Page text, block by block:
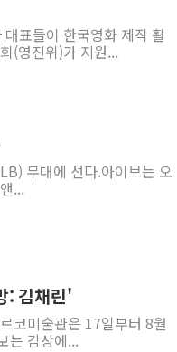
표들이 한국영화 제작 활
(영진위)가 지원...
무대에 선다.아이브는 오
...
: 김채린'
코미술관은 17일부터 8월
는 감상에...